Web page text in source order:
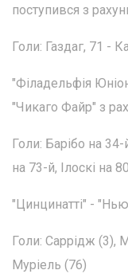
поступився з
Голи: Газдаг, 71 -
"Філадельфія
"Чикаго Файр" з
Голи: Барібо на
на 73-й, Ілоскі на
"Цинцинатті" -
Голи: Саррідж (3),
Муріель (76)